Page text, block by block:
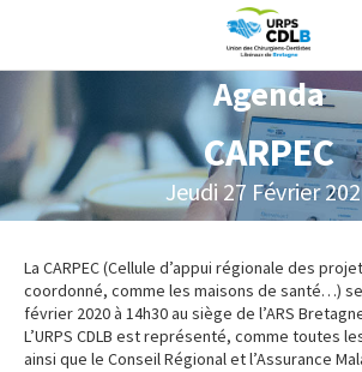
Agenda
CARPEC
Jeudi 27 Février
La CARPEC (Cellule d’appui régionale des
coordonné, comme les maisons de santé…)
février 2020 à 14h30 au siège de l’ARS
L’URPS CDLB est représenté, comme toutes
ainsi que le Conseil Régional et l’Assurance